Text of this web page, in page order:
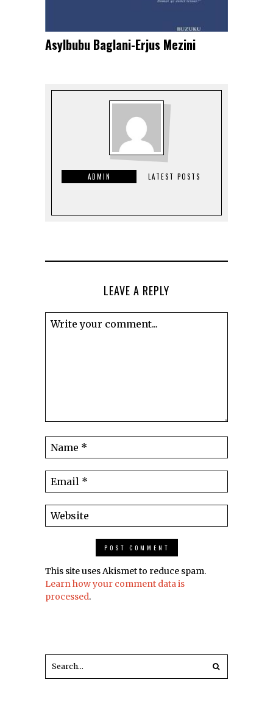
Asylbubu Baglani-Erjus Mezini
ADMIN LATEST POSTS
LEAVE A REPLY
This site uses Akismet to reduce spam.
Learn how your comment data is
processed.